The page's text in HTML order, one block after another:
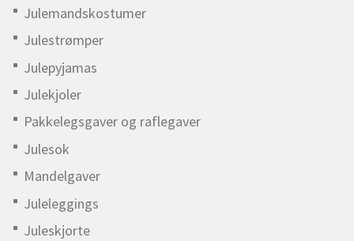
Julemandskostumer
Julestrømper
Julepyjamas
Julekjoler
Pakkelegsgaver og raflegaver
Julesok
Mandelgaver
Juleleggings
Juleskjorte